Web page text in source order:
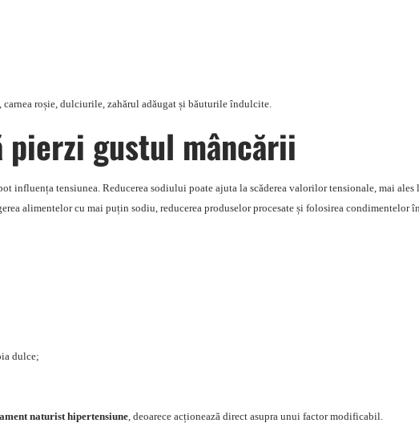
carnea roșie, dulciurile, zahărul adăugat și băuturile îndulcite.
pierzi gustul mâncării
influența tensiunea. Reducerea sodiului poate ajuta la scăderea valorilor tensionale, mai ales
alimentelor cu mai puțin sodiu, reducerea produselor procesate și folosirea condimentelor
dulce;
naturist hipertensiune, deoarece acționează direct asupra unui factor modificabil.